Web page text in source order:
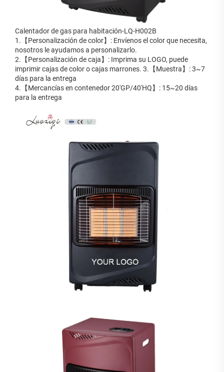
Calentador de gas para habitación-LQ-H002B
1.【Personalización de color】: Envíenos el color que necesita,
nosotros le ayudamos a personalizarlo.
2.【Personalización de caja】: Imprima su LOGO, puede
imprimir cajas de color o cajas marrones. 3.【Muestra】: 3~7
días para la entrega
4.【Mercancías en contenedor 20'GP/40'HQ】: 15~20 días
para la entrega